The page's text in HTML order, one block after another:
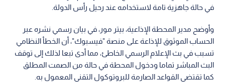
في حالة جاهزية تامة لاستخدامه عند رحيل رأس الدولة.
وأوضح مدير المحطة الإذاعية، بيتر مور، في بيان رسمي نشره عبر
الحساب الموثوق للإذاعة على منصة "فيسبوك"، أن الخطأ النظامي
تسبب في بث الإعلام الرسمي الخاطئ، مما أدى تبعا لذلك إلى توقف
البث المباشر تماما ودخول المحطة في حالة من الصمت المطلق
كما تقتضي القواعد الصارمة للبروتوكول التقني المعمول به.